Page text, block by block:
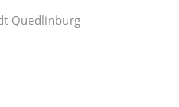
Quedlinburg